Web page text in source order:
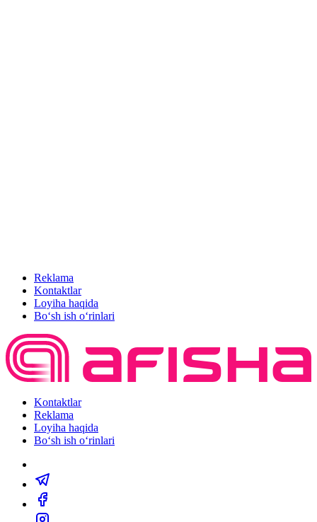
Reklama
Kontaktlar
Loyiha haqida
Bo‘sh ish o‘rinlari
Kontaktlar
Reklama
Loyiha haqida
Bo‘sh ish o‘rinlari